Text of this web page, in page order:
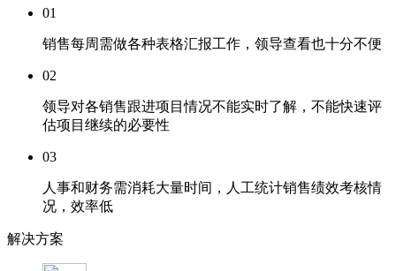
01
销售每周需做各种表格汇报工作，领导查看也十分不便
02
领导对各销售跟进项目情况不能实时了解，不能快速评
估项目继续的必要性
03
人事和财务需消耗大量时间，人工统计销售绩效考核情
况，效率低
解决方案